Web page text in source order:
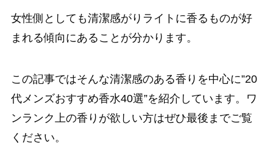
女性側としても清潔感がりライトに香るものが好
まれる傾向にあることが分かります。
この記事ではそんな清潔感のある香りを中心に”20
代メンズおすすめ香水40選”を紹介しています。ワ
ンランク上の香りが欲しい方はぜひ最後までご覧
ください。